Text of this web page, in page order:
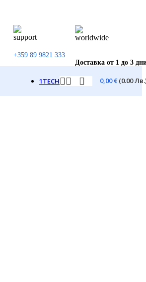
+359 89 9821 333
Доставка от 1 до 3
1TECH 0,00€ (0.00